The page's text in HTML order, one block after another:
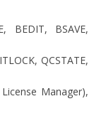
BEDIT, BSAVE,
QCSTATE,
Manager),